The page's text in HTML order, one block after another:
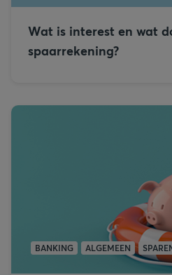
Wat is interest en wat
spaarrekening?
BANKING ALGEMEEN